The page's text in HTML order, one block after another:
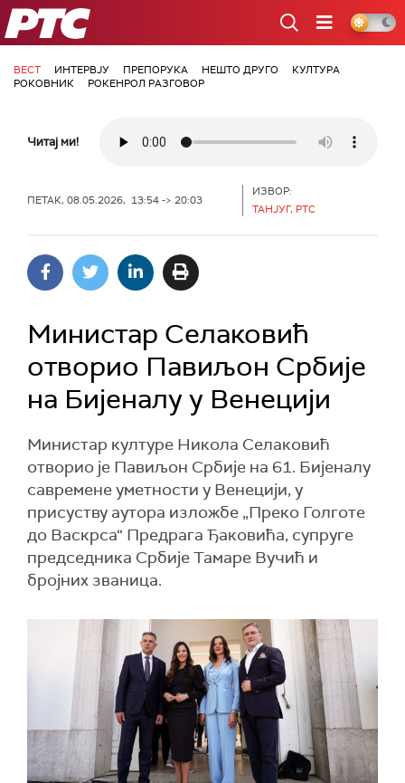
РТС
ВЕСТ ИНТЕРВЈУ ПРЕПОРУКА НЕШТО ДРУГО
КУЛТУРА
РОКОВНИК
РОКЕНРОЛ РАЗГОВОР
Читај ми!
ПЕТАК, 08.05.2026, 13:54 -> 20:03
ИЗВОР:
ТАНЈУГ, РТС
Министар Селаковић
отворио Павиљон Србије
на Бијеналу у Венецији
Министар културе Никола Селаковић
отворио је Павиљон Србије на 61. Бијеналу
савремене уметности у Венецији, у
присуству аутора изложбе „Преко Голготе
до Васкрса“ Предрага Ђаковића, супруге
председника Србије Тамаре Вучић и
бројних званица.